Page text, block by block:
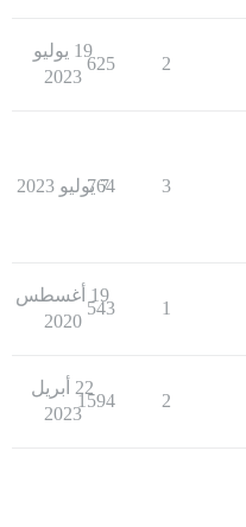
2
625
19 يوليو
2023
3
764
7 يوليو 2023
1
543
19 أغسطس
2020
2
1594
22 أبريل
2023